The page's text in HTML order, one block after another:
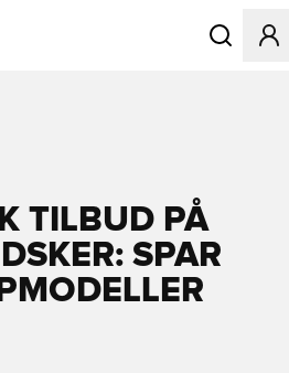
Åbner en
TILBUD PÅ
SPAR